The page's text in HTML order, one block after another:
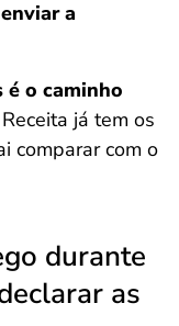
a
o caminho
já tem os
comparar com o
durante
as